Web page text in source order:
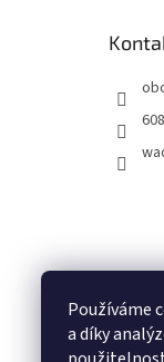
Používáme
a díky